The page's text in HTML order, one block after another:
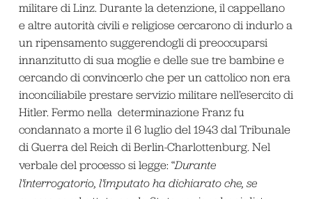
militare di Linz. Durante la detenzione, il cappellano
e altre autorità civili e religiose cercarono di indurlo a
un ripensamento suggerendogli di preoccuparsi
innanzitutto di sua moglie e delle sue tre bambine e
cercando di convincerlo che per un cattolico non era
inconciliabile prestare servizio militare nell’esercito di
Hitler. Fermo nella determinazione Franz fu
condannato a morte il 6 luglio del 1943 dal Tribunale
di Guerra del Reich di Berlin-Charlottenburg. Nel
verbale del processo si legge: “Durante
l’interrogatorio, l’imputato ha dichiarato che, se